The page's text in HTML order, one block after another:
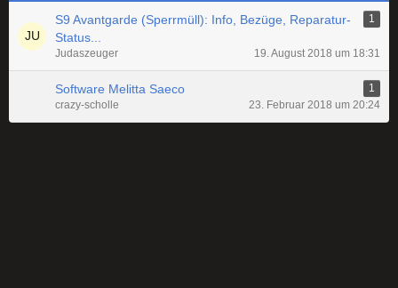
S9 Avantgarde (Sperrmüll): Info, Bezüge, Reparatur-
Status...
1
Judaszeuger 19. August 2018 um 18:31
Software Melitta Saeco
1
crazy-scholle
23. Februar 2018 um 20:24